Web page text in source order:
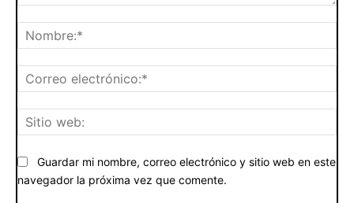
Guardar mi nombre, correo electrónico y sitio web en este
navegador la próxima vez que comente.